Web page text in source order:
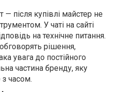
після купівлі майстер не
У чаті на сайті
на технічне питання.
рішення,
увага до постійного
частина бренду, яку
часом.